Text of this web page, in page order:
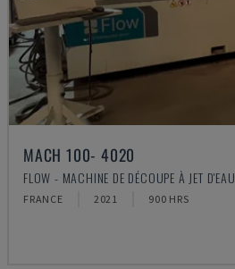
MACH 100- 4020
FLOW - MACHINE DE DÉCOUPE À JET D'EAU
FRANCE 2021 900 HRS